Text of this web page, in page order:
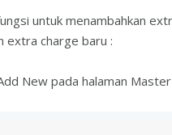
untuk menambahkan
extra charge baru :
New pada halaman